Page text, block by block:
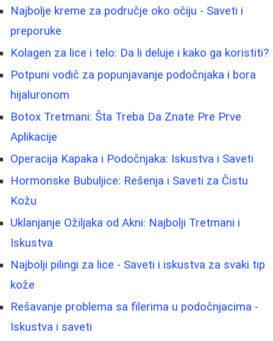
Najbolje kreme za područje oko očiju - Saveti i
preporuke
Kolagen za lice i telo: Da li deluje i kako ga koristiti?
Potpuni vodič za popunjavanje podočnjaka i bora
hijaluronom
Botox Tretmani: Šta Treba Da Znate Pre Prve
Aplikacije
Operacija Kapaka i Podočnjaka: Iskustva i Saveti
Hormonske Bubuljice: Rešenja i Saveti za Čistu
Kožu
Uklanjanje Ožiljaka od Akni: Najbolji Tretmani i
Iskustva
Najbolji pilingi za lice - Saveti i iskustva za svaki tip
kože
Rešavanje problema sa filerima u podočnjacima -
Iskustva i saveti